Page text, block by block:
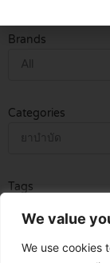
We value
We use cookies
Brands
All
Categories
ยาบำบัด
Tags
All